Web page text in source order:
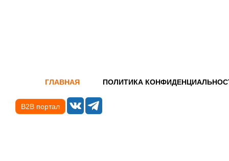
ГЛАВНАЯ ПОЛИТИКА
B2B портал